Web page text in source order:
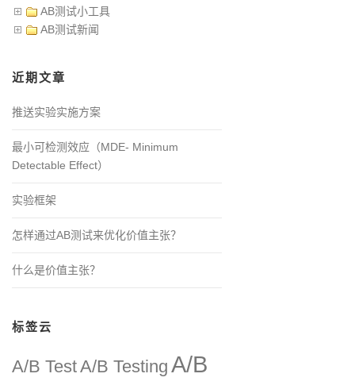
AB测试小工具
AB测试新闻
近期文章
推送实验实施方案
最小可检测效应（MDE- Minimum
Detectable Effect）
实验框架
怎样通过AB测试来优化价值主张？
什么是价值主张？
标签云
A/B TestA/B Testing A/B